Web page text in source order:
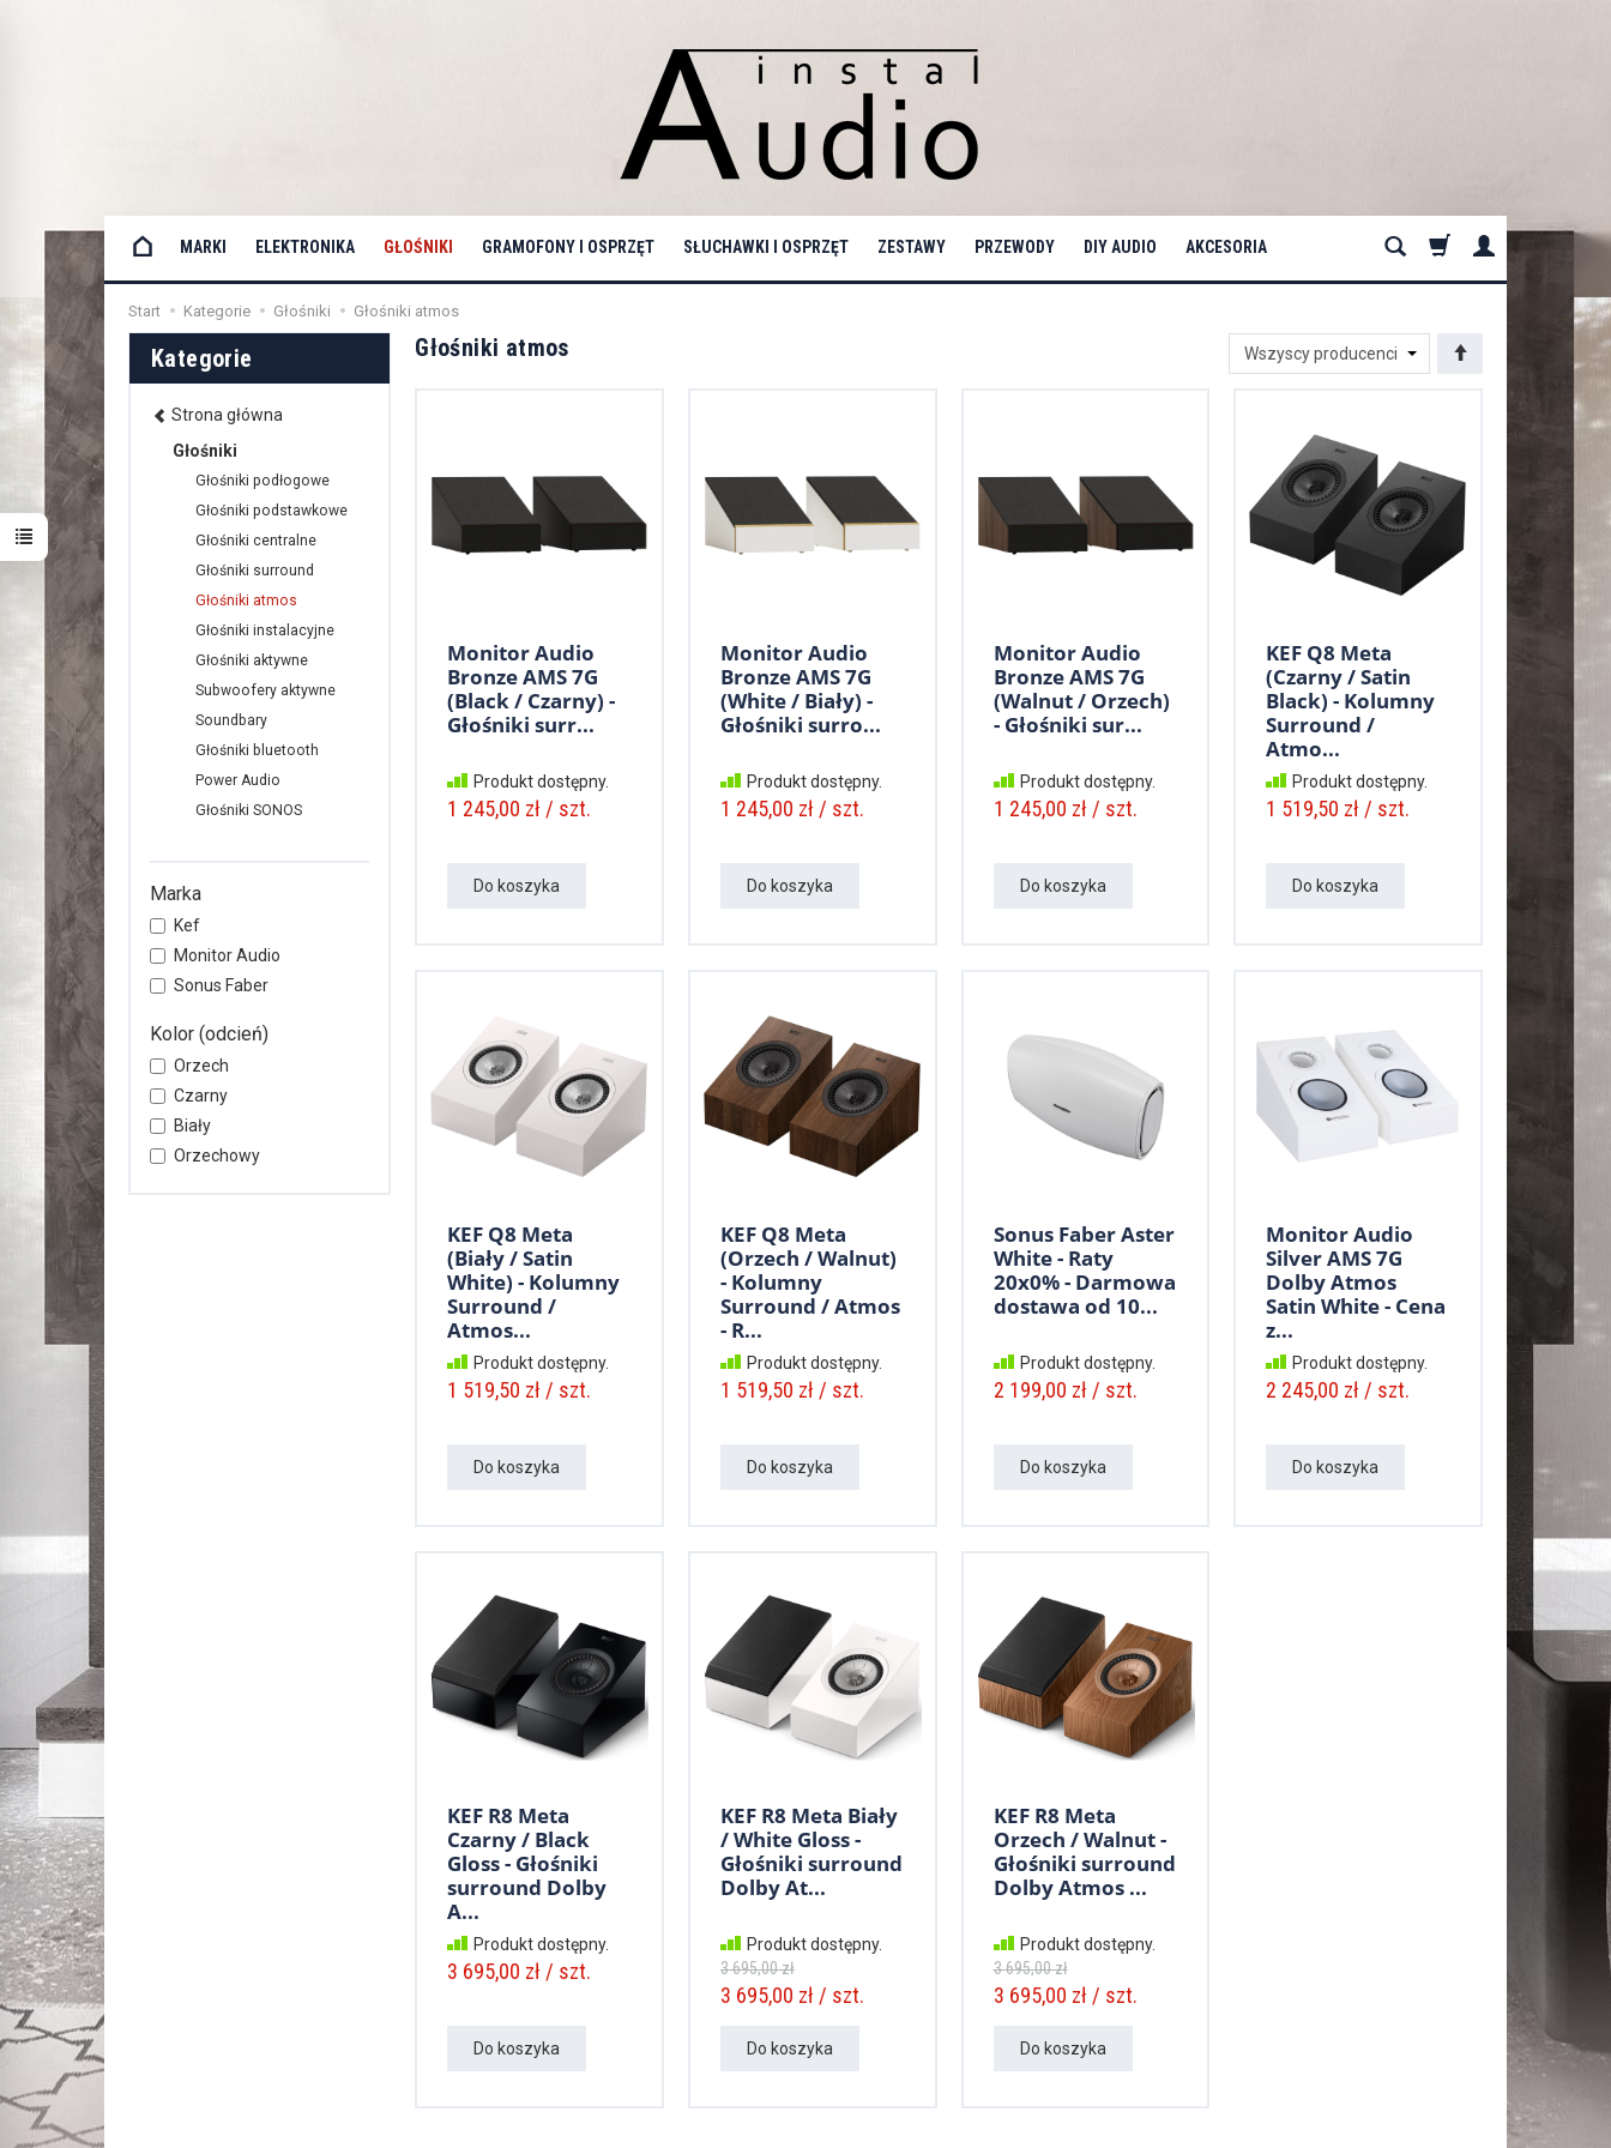
MARKI ELEKTRONIKA GŁOŚNIKI GRAMOFONY I OSPRZĘT SŁUCHAWKI I OSPRZĘT ZESTAWY PRZEWODY DIY AUDIO AKCESORIA
Start Kategorie Głośniki Głośniki atmos
Głośniki atmos
Monitor Audio
Bronze AMS 7G
(Black / Czarny) -
Głośniki surr...
Produkt dostępny.
1 245,00 zł / szt.
Do koszyka
Monitor Audio
Bronze AMS 7G
(White / Biały) -
Głośniki surro...
Produkt dostępny.
1 245,00 zł / szt.
Do koszyka
Monitor Audio
Bronze AMS 7G
(Walnut / Orzech)
- Głośniki sur...
Produkt dostępny.
1 245,00 zł / szt.
Do koszyka
KEF Q8 Meta
(Czarny / Satin
Black) - Kolumny
Surround /
Atmo...
Produkt dostępny.
1 519,50 zł / szt.
Do koszyka
KEF Q8 Meta
(Biały / Satin
White) - Kolumny
Surround /
Atmos...
Produkt dostępny.
1 519,50 zł / szt.
Do koszyka
KEF Q8 Meta
(Orzech / Walnut)
- Kolumny
Surround / Atmos
- R...
Produkt dostępny.
1 519,50 zł / szt.
Do koszyka
Sonus Faber Aster
White - Raty
20x0% - Darmowa
dostawa od 10...
Produkt dostępny.
2 199,00 zł / szt.
Do koszyka
Monitor Audio
Silver AMS 7G
Dolby Atmos
Satin White - Cena
z...
Produkt dostępny.
2 245,00 zł / szt.
Do koszyka
KEF R8 Meta
Czarny / Black
Gloss - Głośniki
surround Dolby
A...
Produkt dostępny.
3 695,00 zł / szt.
Do koszyka
KEF R8 Meta Biały
/ White Gloss -
Głośniki surround
Dolby At...
Produkt dostępny.
3 695,00 zł
3 695,00 zł / szt.
Do koszyka
KEF R8 Meta
Orzech / Walnut -
Głośniki surround
Dolby Atmos ...
Produkt dostępny.
3 695,00 zł
3 695,00 zł / szt.
Do koszyka
Kategorie
Strona główna
Głośniki
Głośniki podłogowe
Głośniki podstawkowe
Głośniki centralne
Głośniki surround
Głośniki atmos
Głośniki instalacyjne
Głośniki aktywne
Subwoofery aktywne
Soundbary
Głośniki bluetooth
Power Audio
Głośniki SONOS
Marka
Kef
Monitor Audio
Sonus Faber
Kolor (odcień)
Orzech
Czarny
Biały
Orzechowy